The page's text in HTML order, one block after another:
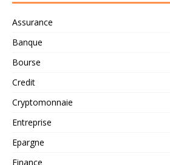
Assurance
Banque
Bourse
Credit
Cryptomonnaie
Entreprise
Epargne
Finance